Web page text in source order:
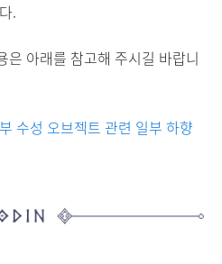
.
은 아래를 참고해 주시길 바랍니
수성 오브젝트 관련 일부 하향